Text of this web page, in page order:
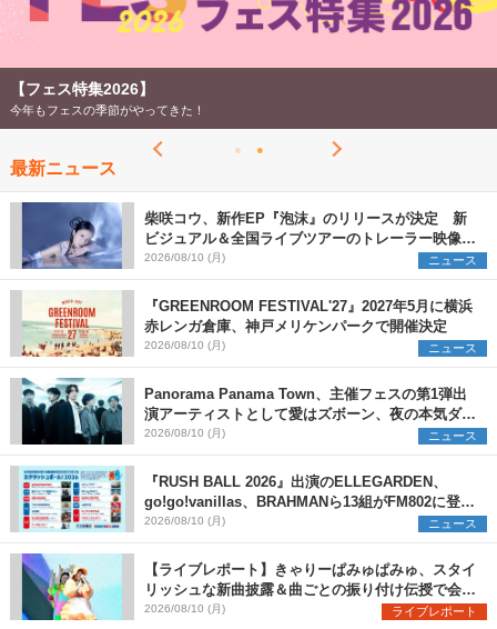
をきっかけに、エンターテインメント業界が今後NEW NORMALの中
でも私たちに幸せを届け続けてくれることを本当に願うばかりです。
機を左右する大役を担ってくれたサザンオールスターズには本当に感
謝です。 いつかまた生の音楽が楽しめる日を願って、それまでアー
ティストの皆さん、ファンの皆さん、そして業界関係者の皆さんがど
うかご無事で健康で、“Keep Smilin'”でいらっしゃることを心よりお
コの海岸物語』と『いなせなロコモーション』。外れたけど『朝方ム
ーンライト』が来たのは最高でした！（笑）
【フェス特集2026】
今年もフェスの季節がやってきた！
最新ニュース
柴咲コウ、新作EP『泡沫』のリリースが決定 新
ビジュアル＆全国ライブツアーのトレーラー映像が
一部解禁【コメントあり】
2026/08/10 (月) ニュース
『GREENROOM FESTIVAL'27』2027年5月に横浜
赤レンガ倉庫、神戸メリケンパークで開催決定
2026/08/10 (月) ニュース
Panorama Panama Town、主催フェスの第1弾出
演アーティストとして愛はズボーン、夜の本気ダン
スらを発表 「plus∈you」のMVも公開に
2026/08/10 (月) ニュース
『RUSH BALL 2026』出演のELLEGARDEN、
go!go!vanillas、BRAHMANら13組がFM802に登
場、他出演アーティストの“渾身の1曲”をセレクト
2026/08/10 (月) ニュース
【ライブレポート】きゃりーぱみゅぱみゅ、スタイ
リッシュな新曲披露＆曲ごとの振り付け伝授で会場
を盛り上げまくる！＜LuckyFes’26＞
2026/08/10 (月) ライブレポート